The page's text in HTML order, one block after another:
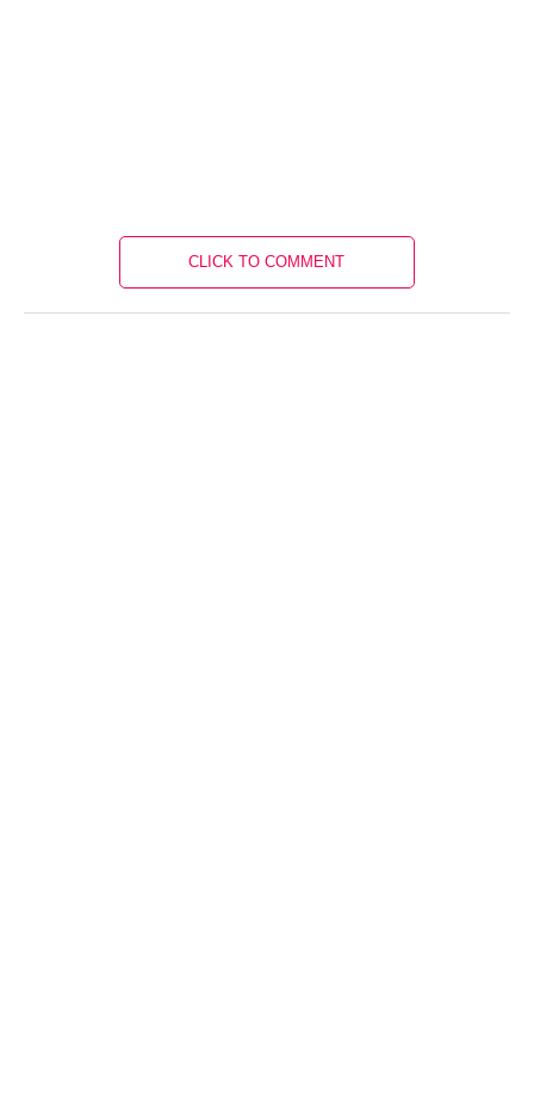
CLICK TO COMMENT